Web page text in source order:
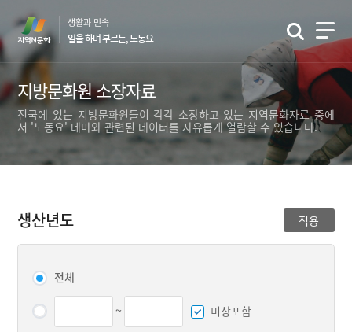
바
로
가
기
생활과 민속
일을 하며 부르는, 노동요
지방문화원 소장자료
전국에 있는 지방문화원들이 각각 소장하고 있는 지역문화자료 중에
서 '노동요' 테마와 관련된 데이터를 자유롭게 열람할 수 있습니다.
생산년도 적용
전체
~ 미상포함